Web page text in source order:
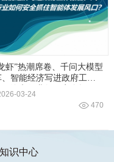
虾”热潮席卷、千问大模型
、智能经济写进政府工作
汽车行业如何安全抓住
发展风口？
03-24
470
知识中心